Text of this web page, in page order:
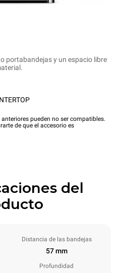
portabandejas y un espacio libre
pueden no ser compatibles.
de que el accesorio es
del
Distancia de las bandejas
57 mm
Profundidad